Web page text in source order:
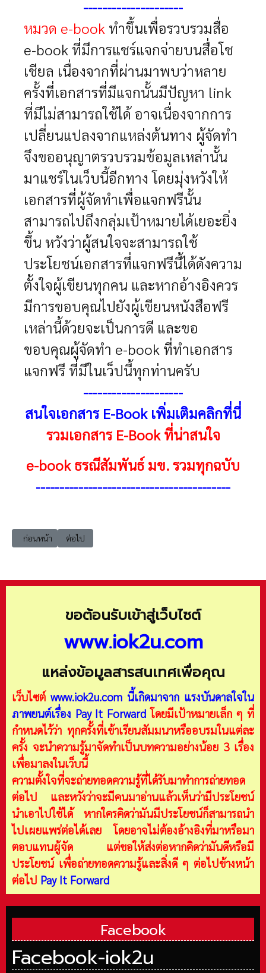
---------------------
หมวด e-book ทำขึ้นเพื่อรวบรวมสื่อ
e-book ที่มีการแชร์แจกจ่ายบนสื่อโช
เชียล เนื่องจากที่ผ่านมาพบว่าหลาย
ครั้งที่เอกสารที่มีแจกนั้นมีปัญหา link
ที่มีไม่สามารถใช้ได้ อาจเนื่องจากการ
เปลี่ยนแปลงจากแหล่งต้นทาง ผู้จัดทำ
จึงขออนุญาตรวบรวมข้อมูลเหล่านั้น
มาแชร์ในเว็บนี้อีกทาง โดยมุ่งหวังให้
เอกสารที่ผู้จัดทำเพื่อแจกฟรีนั้น
สามารถไปถึงกลุ่มเป้าหมายได้เยอะยิ่ง
ขึ้น หวังว่าผู้สนใจจะสามารถใช้
ประโยชน์เอกสารที่แจกฟรีนี้ได้ดังความ
ตั้งใจผู้เขียนทุกคน และหากอ้างอิงควร
มีการขอบคุณไปยังผู้เขียนหนังสือฟรี
เหล่านี้ด้วยจะเป็นการดี และขอ
ขอบคุณผู้จัดทำ e-book ที่ทำเอกสาร
แจกฟรี ที่มีในเว็ปนี้ทุกท่านครับ
---------------------
สนใจเอกสาร E-Book เพิ่มเติมคลิกที่นี่
รวมเอกสาร E-Book ที่น่าสนใจ
e-book ธรณีสัมพันธ์ มข. รวมทุกฉบับ
-----------------------------------------
เนื้อหาก่อนหน้า: e-book ธรณีสัมพันธ์ มข. ฉบับ 3 (GeoSocial KKU Vol.03)
ก่อนหน้า เนื้อหาถัดไป: e-book ธรณีสัมพันธ์ มข. ฉบับ 5 (GeoSocial
ต่อไป
ขอต้อนรับเข้าสู่เว็บไซต์
www.iok2u.com
แหล่งข้อมูลสารสนเทศเพื่อคุณ
เว็บไซต์ www.iok2u.com นี้เกิดมาจาก แรงบันดาลใจใน
ภาพยนต์เรื่อง Pay It Forward โดยมีเป้าหมายเล็ก ๆ ที่
กำหนดไว้ว่า ทุกครั้งที่เข้าเรียนสัมมนาหรืออบรมในแต่ละ
ครั้ง จะนำความรู้มาจัดทำเป็นบทความอย่างน้อย 3 เรื่อง
เพื่อมาลงในเว็บนี้
ความตั้งใจที่จะถ่ายทอดความรู้ที่ได้รับมาทำการถ่ายทอด
ต่อไป และหวังว่าจะมีคนมาอ่านแล้วเห็นว่ามีประโยชน์
นำเอาไปใช้ได้ หากใครคิดว่ามันมีประโยชน์ก็สามารถนำ
ไปเผยแพร่ต่อได้เลย โดยอาจไม่ต้องอ้างอิงที่มาหรือมา
ตอบแทนผู้จัด แต่ขอให้ส่งต่อหากคิดว่ามันดีหรือมี
ประโยชน์ เพื่อถ่ายทอดความรู้และสิ่งดี ๆ ต่อไปข้างหน้า
ต่อไป Pay It Forward
Facebook
Facebook-iok2u